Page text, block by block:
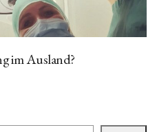
im Ausland?